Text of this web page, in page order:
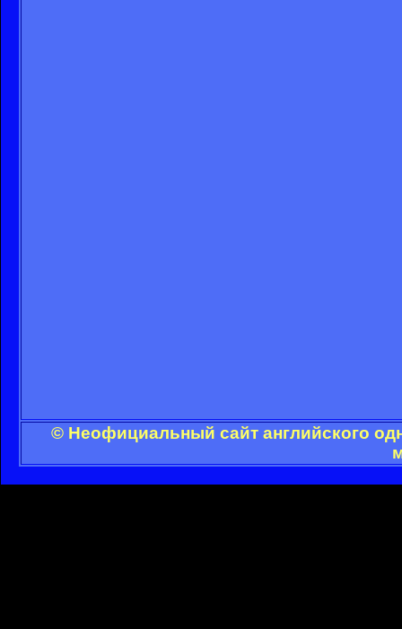
© Неофициальный сайт английского